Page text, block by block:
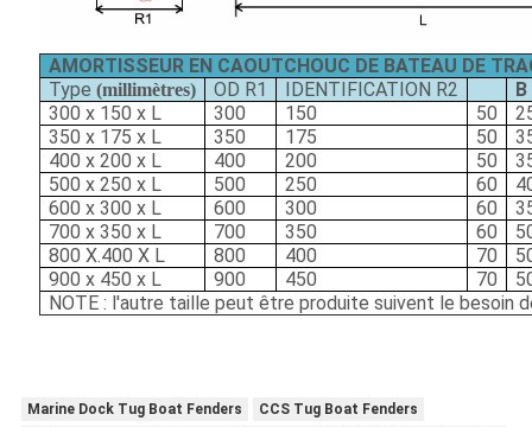
AMORTISSEUR EN CAOUTCHOUC DE BATEAU DE
Type (millimètres) OD R1 IDENTIFICATION R2
B
300 x 150 x L
300 150 50
350 x 175 x L
350 175 50
400 x 200 x L
400 200 50
500 x 250 x L
500 250 60
600 x 300 x L
600 300 60
700 x 350 x L
700 350 60
800 X.400 X L
800 400 70
900 x 450 x L
900 450 70
NOTE : l'autre taille peut être produite suivent le besoin
Marine Dock Tug Boat Fenders
CCS Tug Boat Fenders